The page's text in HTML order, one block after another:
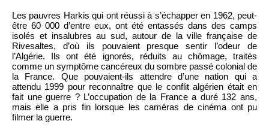
Les pauvres Harkis qui ont réussi à s’échapper en 1962, peut-
être 60 000 d’entre eux, ont été entassés dans des camps
isolés et insalubres au sud, autour de la ville française de
Rivesaltes, d’où ils pouvaient presque sentir l’odeur de
l’Algérie. Ils ont été ignorés, réduits au chômage, traités
comme un symptôme cancéreux du sombre passé colonial de
la France. Que pouvaient-ils attendre d’une nation qui a
attendu 1999 pour reconnaître que le conflit algérien était en
fait une guerre ? L’occupation de la France a duré 132 ans,
mais elle a pris fin lorsque les caméras de cinéma ont pu
filmer la guerre.